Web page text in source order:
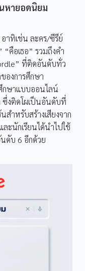
หายอดนิยม
าทิเช่น ละคร/ซีรีย์
คือเธอ” รวมถึงคำ
ที่ติดอันดับทั่ว
องการศึกษา
กษาแบบออนไลน์
ซึ่งติดโผเป็นอันดับที่
ำหรับสร้างเสียงจาก
ะนักเรียนได้นำไปใช้
ดับ 6 อีกด้วย